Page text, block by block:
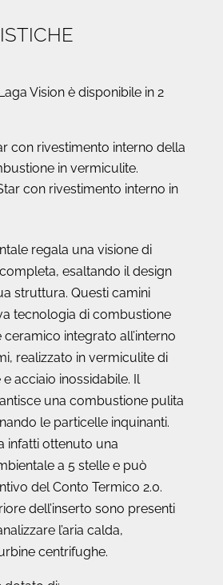
Vision è disponibile in 2
con rivestimento interno della
in vermiculite.
con rivestimento interno in
regala una visione di
esaltando il design
struttura. Questi camini
tecnologia di combustione
integrato all’interno
realizzato in vermiculite di
acciaio inossidabile. Il
una combustione pulita
le particelle inquinanti.
infatti ottenuto una
a 5 stelle e può
del Conto Termico 2.0.
dell’inserto sono presenti
l’aria calda,
centrifughe.